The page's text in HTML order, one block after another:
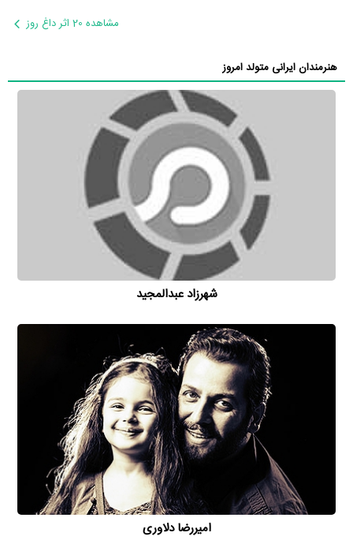
مشاهده 20 اثر داغ روز
هنرمندان ایرانی متولد امروز
شهرزاد عبدالمجید
امیررضا دلاوری